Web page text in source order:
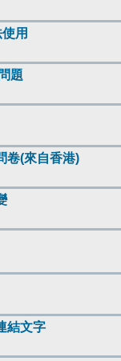
用
題
卷(來自香港)
結文字